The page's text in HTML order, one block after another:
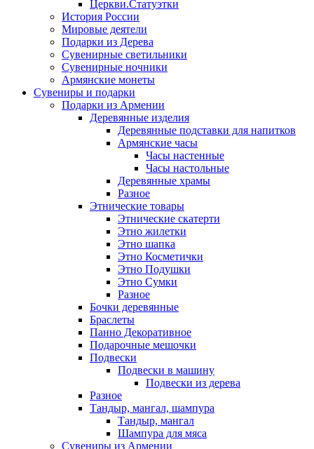
Церкви.Статуэтки
История России
Мировые деятели
Подарки из Дерева
Сувенирные светильники
Сувенирные ночники
Армянские монеты
Сувениры и подарки
Подарки из Армении
Деревянные изделия
Деревянные подставки для напитков
Армянские часы
Часы настенные
Часы настольные
Деревянные храмы
Разное
Этнические товары
Этнические скатерти
Этно жилетки
Этно шапка
Этно Косметички
Этно Подушки
Этно Сумки
Разное
Бочки деревянные
Браслеты
Панно Декоративное
Подарочные мешочки
Подвески
Подвески в машину
Подвески из дерева
Разное
Тандыр, мангал, шампура
Тандыр, мангал
Шампура для мяса
Сувениры из Армении